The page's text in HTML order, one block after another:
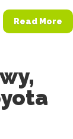
Read More